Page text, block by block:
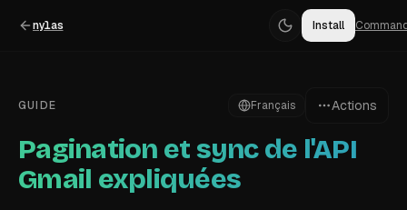
nylas Install
GUIDE Français Actions
Pagination et sync de l'API
Gmail expliquées